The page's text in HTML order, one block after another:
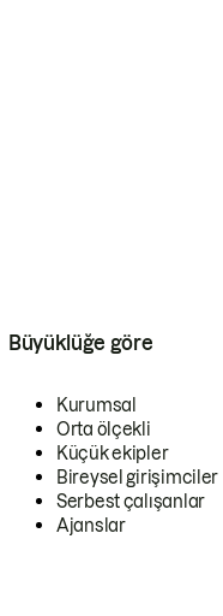
Büyüklüğe göre
Kurumsal
Orta ölçekli
Küçük ekipler
Bireysel girişimciler
Serbest çalışanlar
Ajanslar